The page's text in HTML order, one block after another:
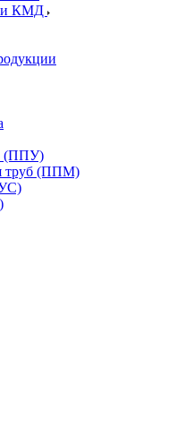
и КМД
(ППУ)
труб (ППМ)